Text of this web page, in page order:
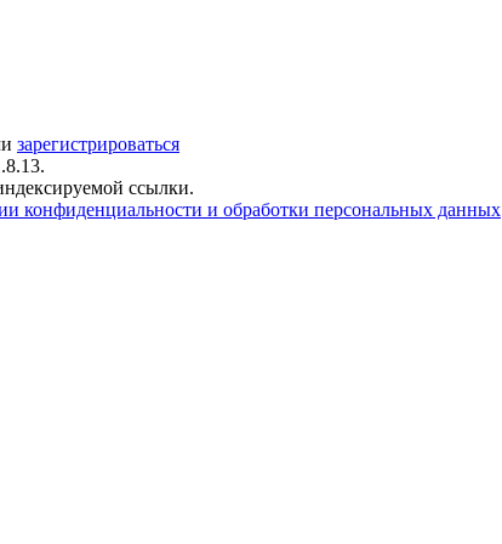
зарегистрироваться
.
ссылки.
конфиденциальности и обработки персональных данных